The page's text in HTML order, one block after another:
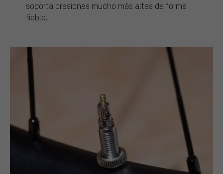
soporta presiones mucho más altas de forma
fiable.